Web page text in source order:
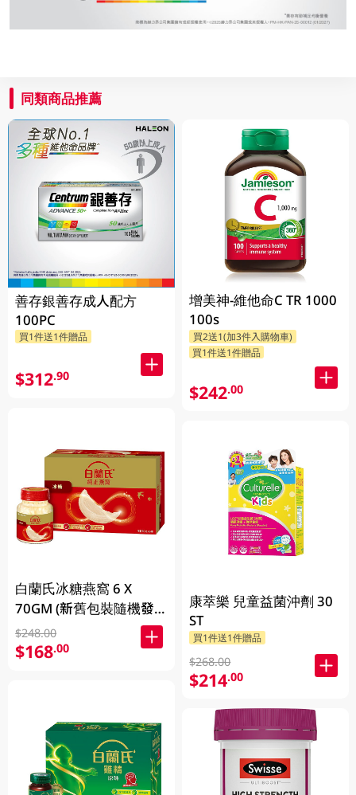
同類商品推薦
善存銀善存成人配方
100PC
買1件送1件贈品
$312.90
白蘭氏冰糖燕窩 6 X
70GM (新舊包裝隨機發
放)
$248.00
$168.00
增美神-維他命C TR 1000
100s
買2送1(加3件入購物車)
買1件送1件贈品
$242.00
康萃樂 兒童益菌沖劑 30
ST
買1件送1件贈品
$268.00
$214.00